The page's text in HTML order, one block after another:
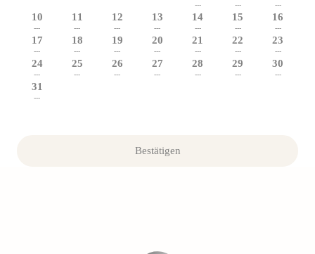
--- --- ---
10
---
11
---
12
---
13
---
14
---
15
---
16
---
17
---
18
---
19
---
20
---
21
---
22
---
23
---
24
---
25
---
26
---
27
---
28
---
29
---
30
---
31
---
Bestätigen